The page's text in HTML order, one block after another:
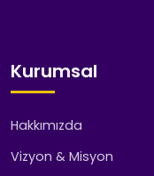
Kurumsal
Hakkımızda
Vizyon & Misyon